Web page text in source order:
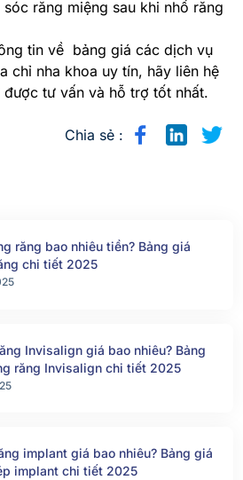
răng miệng sau khi nhổ răng
tin về bảng giá các dịch vụ
chỉ nha khoa uy tín, hãy liên hệ
tư vấn và hỗ trợ tốt nhất.
Chia sẻ :
răng bao nhiêu tiền? Bảng giá
chi tiết 2025
Invisalign giá bao nhiêu? Bảng
răng Invisalign chi tiết 2025
implant giá bao nhiêu? Bảng giá
implant chi tiết 2025